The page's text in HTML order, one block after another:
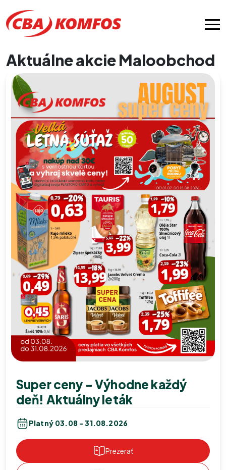
Aktuálne akcie Maloobchod
Super ceny - Výhodne každý
deň! Aktuálny leták
Platný 03.08 - 31.08.2026
Prezerať